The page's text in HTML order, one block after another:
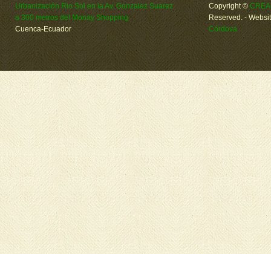
Urbanización Rio Sol en la Av. Gonzalez Suarez
a 300 metros del Monay Shopping
Cuenca-Ecuador
Copyright ©
Reserved.-
Córdova